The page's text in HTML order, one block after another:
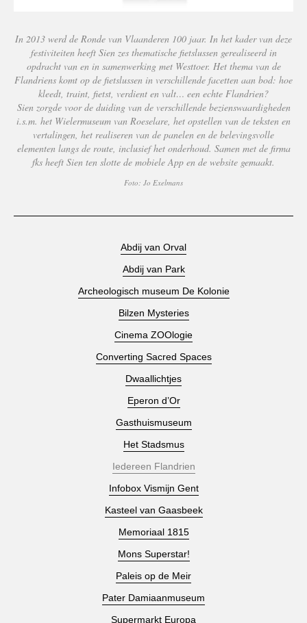
In 2013 werd de Ronde van Vlaanderen 100 jaar. In het kader van deze
festiviteiten heeft Sien zes thematische fietslussen gerealiseerd in
opdracht van en in samenwerking met Westtoer. Het thema van de
Flandriens komt op de fietslussen in verschillende facetten aan bod: hoe
kleedt, traint, fietst, verdient en valt… een echte Flandrien?
Sien zorgde voor de duiding van de verschillende bezienswaardigheden
i.s.m. het Wielermuseum van Roeselare, het opstellen van de teksten en
vertalingen, het realiseren van de panelen en de belevingsvolle
elementen langs de route, inclusief het onderhoud. Samen met de firma
fks heeft Sien ten slotte de mobiele App en de website gemaakt.
Foto: Jo Exelmans
Abdij van Orval
Abdij van Park
Archeologisch museum De Kolonie
Bilzen Mysteries
Cinema ZOOlogie
Converting Sacred Spaces
Dwaallichtjes
Eperon d’Or
Gasthuismuseum
Het Stadsmus
Iedereen Flandrien
Infobox Vismijn Gent
Kasteel van Gaasbeek
Memoriaal 1815
Mons Superstar!
Paleis op de Meir
Pater Damiaanmuseum
Supermarkt Europa